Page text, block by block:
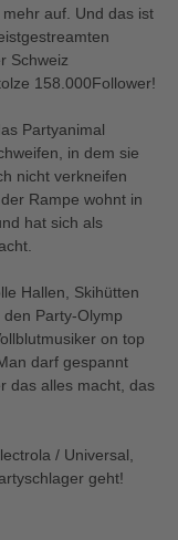
auf. Und das ist
Schweiz
158.000Follower!
Partyanimal
in dem sie
nicht verkneifen
Rampe wohnt in
hat sich als
Hallen, Skihütten
Party-Olymp
on top
darf gespannt
das alles macht, das
/ Universal,
geht!